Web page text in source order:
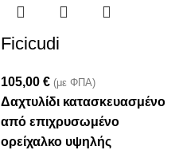
Ficicudi
105,00 € (με ΦΠΑ)
Δαχτυλίδι κατασκευασμένο
από επιχρυσωμένο
ορείχαλκο υψηλής